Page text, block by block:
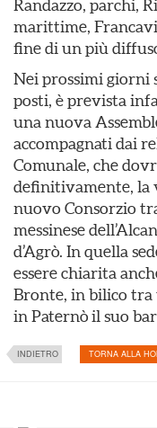
Randazzo, parchi,
marittime,
fine di un più
Nei prossimi giorni
posti, è prevista
una nuova
accompagnati dai
Comunale, che
definitivamente, la
nuovo Consorzio
messinese
d’Agrò. In quella
essere chiarita
Bronte, in bilico tra
in Paternò il suo
INDIETRO TORNA ALLA